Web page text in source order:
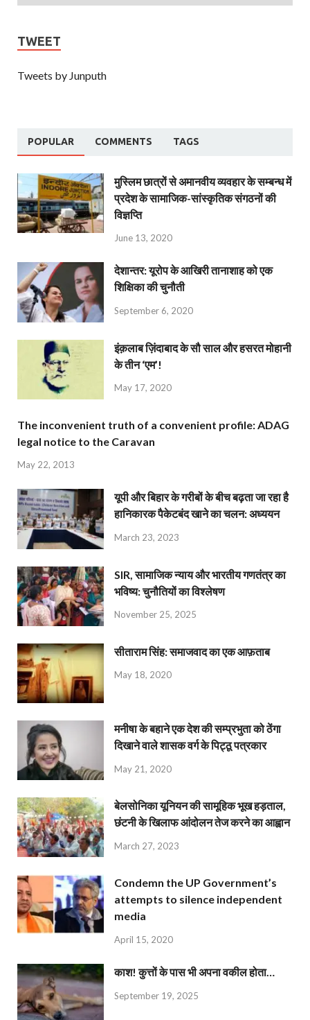
TWEET
Tweets by Junputh
POPULAR COMMENTS TAGS
मुस्लिम छात्रों से अमानवीय व्यवहार के सम्बन्ध में
प्रदेश के सामाजिक-सांस्कृतिक संगठनों की
विज्ञप्ति
June 13, 2020
देशान्‍तर: यूरोप के आखिरी तानाशाह को एक
शिक्षिका की चुनौती
September 6, 2020
इंक़लाब ज़िंदाबाद के सौ साल और हसरत मोहानी
के तीन ‘एम’!
May 17, 2020
The inconvenient truth of a convenient profile: ADAG
legal notice to the Caravan
May 22, 2013
यूपी और बिहार के गरीबों के बीच बढ़ता जा रहा है
हानिकारक पैकेटबंद खाने का चलन: अध्ययन
March 23, 2023
SIR, सामाजिक न्याय और भारतीय गणतंत्र का
भविष्य: चुनौतियों का विश्लेषण
November 25, 2025
सीताराम सिंह: समाजवाद का एक आफ़ताब
May 18, 2020
मनीषा के बहाने एक देश की सम्प्रभुता को ठेंगा
दिखाने वाले शासक वर्ग के पिट्ठू पत्रकार
May 21, 2020
बेलसोनिका यूनियन की सामूहिक भूख हड़ताल,
छंटनी के खिलाफ आंदोलन तेज करने का आह्वान
March 27, 2023
Condemn the UP Government’s
attempts to silence independent
media
April 15, 2020
काश! कुत्तों के पास भी अपना वकील होता…
September 19, 2025